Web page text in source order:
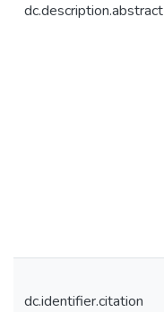
dc.description.abstract
dc.identifier.citation